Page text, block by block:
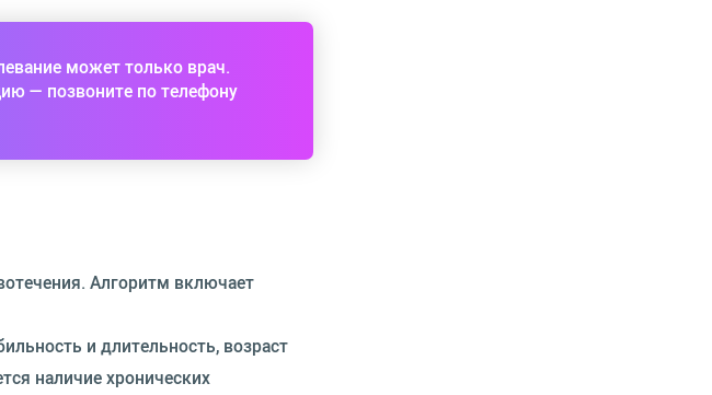
может только врач.
— позвоните по телефону
Алгоритм включает
и длительность, возраст
наличие хронических